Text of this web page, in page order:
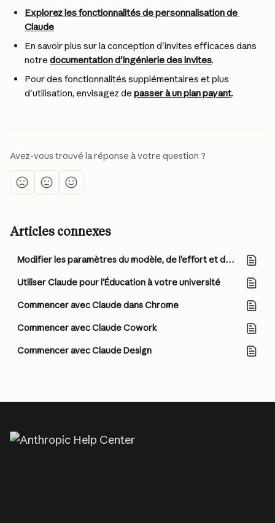
Explorez les fonctionnalités de personnalisation de
Claude
En savoir plus sur la conception d'invites efficaces dans
notre documentation d'ingénierie des invites.
Pour des fonctionnalités supplémentaires et plus
d'utilisation, envisagez de passer à un plan payant.
Avez-vous trouvé la réponse à votre question ?
Articles connexes
Modifier les paramètres du modèle, de l'effort et de la réflexion
Utiliser Claude pour l'Éducation à votre université
Commencer avec Claude dans Chrome
Commencer avec Claude Cowork
Commencer avec Claude Design